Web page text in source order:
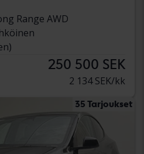
Range AWD
250 500 SEK
2 134 SEK/kk
35 Tarjoukset